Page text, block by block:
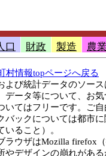
口 財政 製造 農業
村情報topページへ戻る
よび統計データのソース
データ等について、お
いてはフリーです。ご
バックについては都市
いること）。
ラウザはMozilla firefox
やデザインの崩れがある